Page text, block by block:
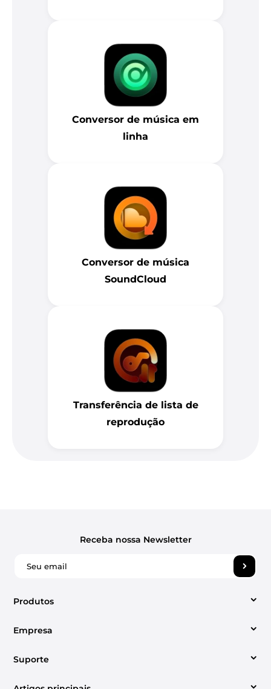
Conversor de música em
linha
Conversor de música
SoundCloud
Transferência de lista de
reprodução
Produtos
Conversor de vídeo
Suporte
Empresa
Sobre Nós
Receba nossa Newsletter